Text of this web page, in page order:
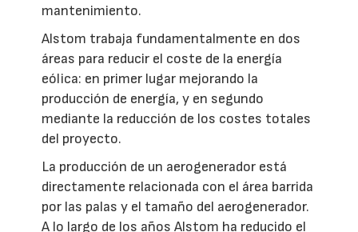
mantenimiento.
Alstom trabaja fundamentalmente en dos
áreas para reducir el coste de la energía
eólica: en primer lugar mejorando la
producción de energía, y en segundo
mediante la reducción de los costes totales
del proyecto.
La producción de un aerogenerador está
directamente relacionada con el área barrida
por las palas y el tamaño del aerogenerador.
A lo largo de los años Alstom ha reducido el